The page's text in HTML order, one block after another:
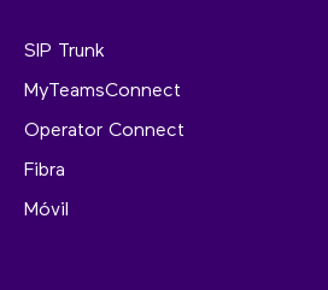
SIP Trunk
MyTeamsConnect
Operator Connect
Fibra
Móvil